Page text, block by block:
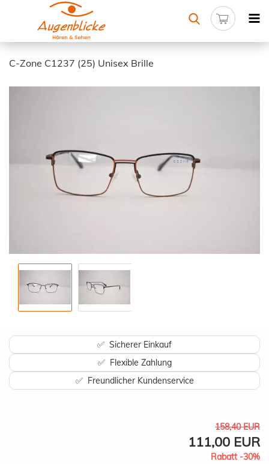
C-Zone C1237 (25) Unisex Brille
✅ Sicherer Einkauf
✅ Flexible Zahlung
✅ Freundlicher Kundenservice
158,40 EUR
111,00 EUR
Rabatt -30%